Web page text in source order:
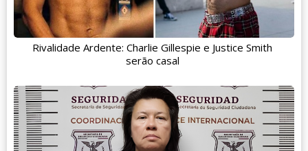
Rivalidade Ardente: Charlie Gillespie e Justice Smith
serão casal